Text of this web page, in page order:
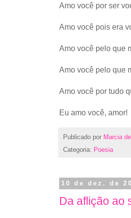
Amo você por ser
Amo você pois era
Amo você pelo que
Amo você pelo que
Amo você por tudo
Eu amo você, amor!
Publicado por Marcia
Categoria: Poesia
10 de dez. de
Da aflição ao